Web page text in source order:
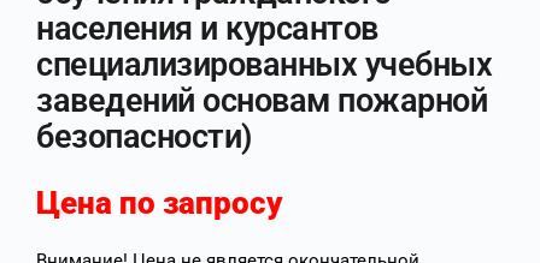
населения и курсантов
специализированных учебных
заведений основам пожарной
безопасности)
Цена по запросу